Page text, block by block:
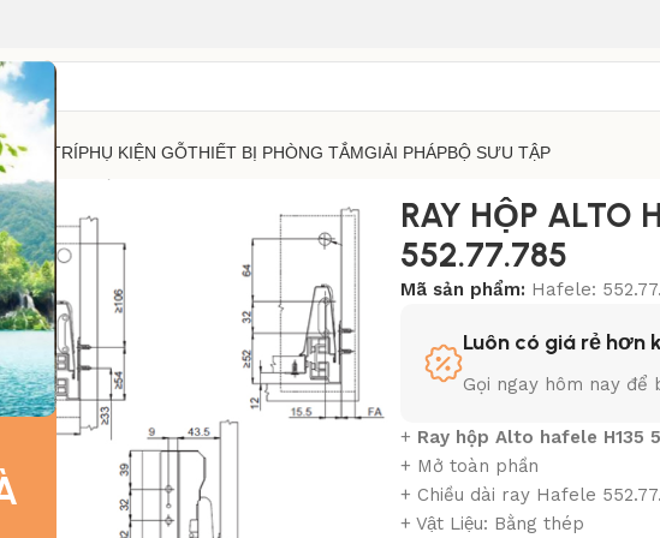
TRÍPHỤ KIỆN GỖTHIẾT BỊ PHÒNG TẮMGIẢI PHÁPBỘ SƯU TẬP
RAY HỘP ALTO
552.77.785
Mã sản phẩm: Hafele:
Luôn có giá rẻ hơn
Gọi ngay hôm nay để
+ Ray hộp Alto hafele H135
+ Mở toàn phần
+ Chiều dài ray Hafele
+ Vật Liệu: Bằng thép